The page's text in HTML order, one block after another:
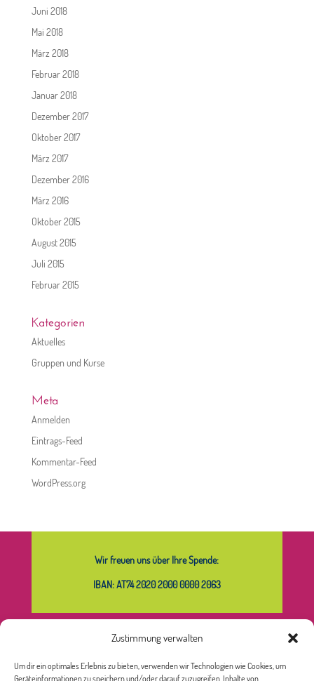
Zustimmung verwalten
Um dir ein optimales Erlebnis zu bieten, verwenden wir Technologien wie Cookies, um
Geräteinformationen zu speichern und/oder darauf zuzugreifen. Inhalte von
Juni 2018
Mai 2018
März 2018
Februar 2018
Januar 2018
Dezember 2017
Oktober 2017
März 2017
Dezember 2016
März 2016
Oktober 2015
August 2015
Juli 2015
Februar 2015
Kategorien
Aktuelles
Gruppen und Kurse
Meta
Anmelden
Eintrags-Feed
Kommentar-Feed
WordPress.org
Wir freuen uns über Ihre Spende:
IBAN: AT74 2020 2000 0000 2063
Frauen*?